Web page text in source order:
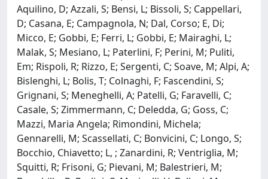
Aquilino, D; Azzali, S; Bensi, L; Bissoli, S; Cappellari,
D; Casana, E; Campagnola, N; Dal, Corso; E, Di;
Micco, E; Gobbi, E; Ferri, L; Gobbi, E; Mairaghi, L;
Malak, S; Mesiano, L; Paterlini, F; Perini, M; Puliti,
Em; Rispoli, R; Rizzo, E; Sergenti, C; Soave, M; Alpi, A;
Bislenghi, L; Bolis, T; Colnaghi, F; Fascendini, S;
Grignani, S; Meneghelli, A; Patelli, G; Faravelli, C;
Casale, S; Zimmermann, C; Deledda, G; Goss, C;
Mazzi, Maria Angela; Rimondini, Michela;
Gennarelli, M; Scassellati, C; Bonvicini, C; Longo, S;
Bocchio, Chiavetto; L, ; Zanardini, R; Ventriglia, M;
Squitti, R; Frisoni, G; Pievani, M; Balestrieri, M;